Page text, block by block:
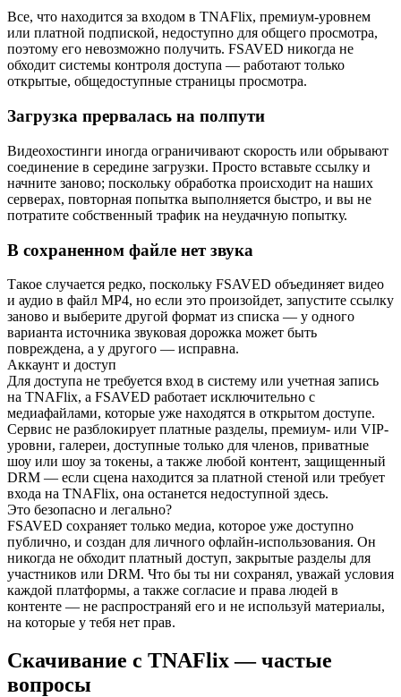
Все, что находится за входом в TNAFlix, премиум-уровнем
или платной подпиской, недоступно для общего просмотра,
поэтому его невозможно получить. FSAVED никогда не
обходит системы контроля доступа — работают только
открытые, общедоступные страницы просмотра.
Загрузка прервалась на полпути
Видеохостинги иногда ограничивают скорость или обрывают
соединение в середине загрузки. Просто вставьте ссылку и
начните заново; поскольку обработка происходит на наших
серверах, повторная попытка выполняется быстро, и вы не
потратите собственный трафик на неудачную попытку.
В сохраненном файле нет звука
Такое случается редко, поскольку FSAVED объединяет видео
и аудио в файл MP4, но если это произойдет, запустите ссылку
заново и выберите другой формат из списка — у одного
варианта источника звуковая дорожка может быть
повреждена, а у другого — исправна.
Аккаунт и доступ
Для доступа не требуется вход в систему или учетная запись
на TNAFlix, а FSAVED работает исключительно с
медиафайлами, которые уже находятся в открытом доступе.
Сервис не разблокирует платные разделы, премиум- или VIP-
уровни, галереи, доступные только для членов, приватные
шоу или шоу за токены, а также любой контент, защищенный
DRM — если сцена находится за платной стеной или требует
входа на TNAFlix, она останется недоступной здесь.
Это безопасно и легально?
FSAVED сохраняет только медиа, которое уже доступно
публично, и создан для личного офлайн-использования. Он
никогда не обходит платный доступ, закрытые разделы для
участников или DRM. Что бы ты ни сохранял, уважай условия
каждой платформы, а также согласие и права людей в
контенте — не распространяй его и не используй материалы,
на которые у тебя нет прав.
Скачивание с TNAFlix — частые
вопросы